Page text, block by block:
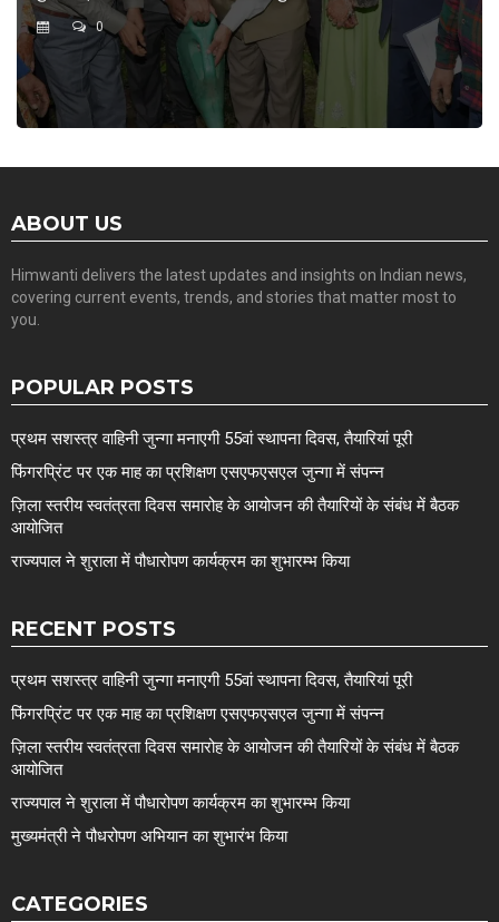
0
ABOUT US
Himwanti delivers the latest updates and insights on Indian news,
covering current events, trends, and stories that matter most to
you.
POPULAR POSTS
प्रथम सशस्त्र वाहिनी जुन्गा मनाएगी 55वां स्थापना दिवस, तैयारियां पूरी
फिंगरप्रिंट पर एक माह का प्रशिक्षण एसएफएसएल जुन्गा में संपन्न
ज़िला स्तरीय स्वतंत्रता दिवस समारोह के आयोजन की तैयारियों के संबंध में बैठक
आयोजित
राज्यपाल ने शुराला में पौधारोपण कार्यक्रम का शुभारम्भ किया
RECENT POSTS
प्रथम सशस्त्र वाहिनी जुन्गा मनाएगी 55वां स्थापना दिवस, तैयारियां पूरी
फिंगरप्रिंट पर एक माह का प्रशिक्षण एसएफएसएल जुन्गा में संपन्न
ज़िला स्तरीय स्वतंत्रता दिवस समारोह के आयोजन की तैयारियों के संबंध में बैठक
आयोजित
राज्यपाल ने शुराला में पौधारोपण कार्यक्रम का शुभारम्भ किया
मुख्यमंत्री ने पौधरोपण अभियान का शुभारंभ किया
CATEGORIES